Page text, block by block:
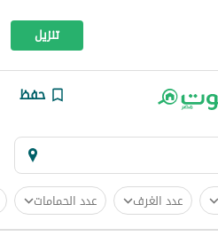
تنزيل
حفظ
عدد الغرف عدد الحمامات